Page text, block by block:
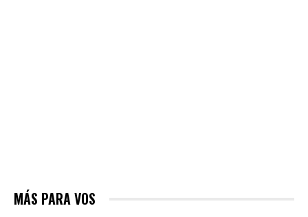
MÁS PARA VOS